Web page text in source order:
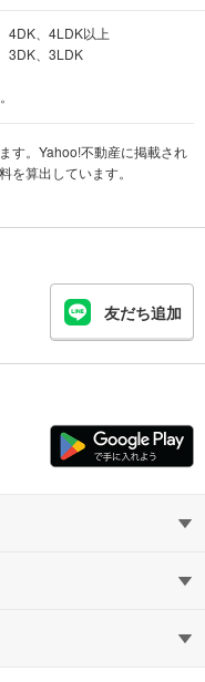
4DK、4LDK以上
3DK、3LDK
す。Yahoo!不動産に掲載され
算出しています。
友だち追加